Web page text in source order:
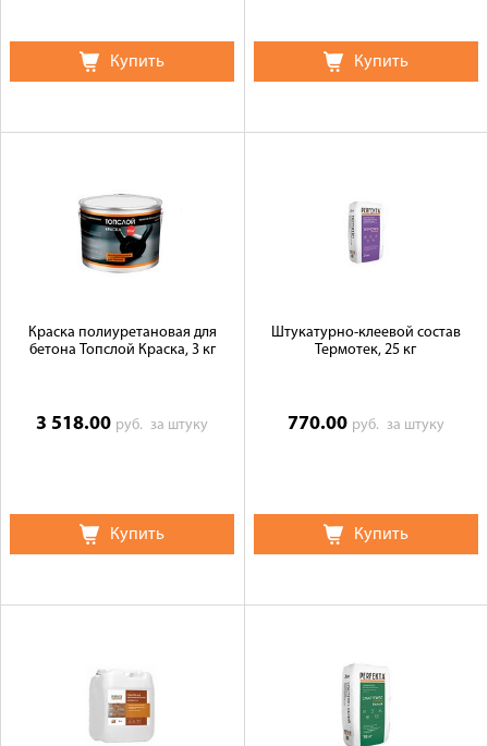
Купить Купить
Краска полиуретановая для
бетона Топслой Краска, 3 кг
3 518.00 руб.за штуку
Купить
Штукатурно-клеевой состав
Термотек, 25 кг
770.00 руб. за штуку
Купить